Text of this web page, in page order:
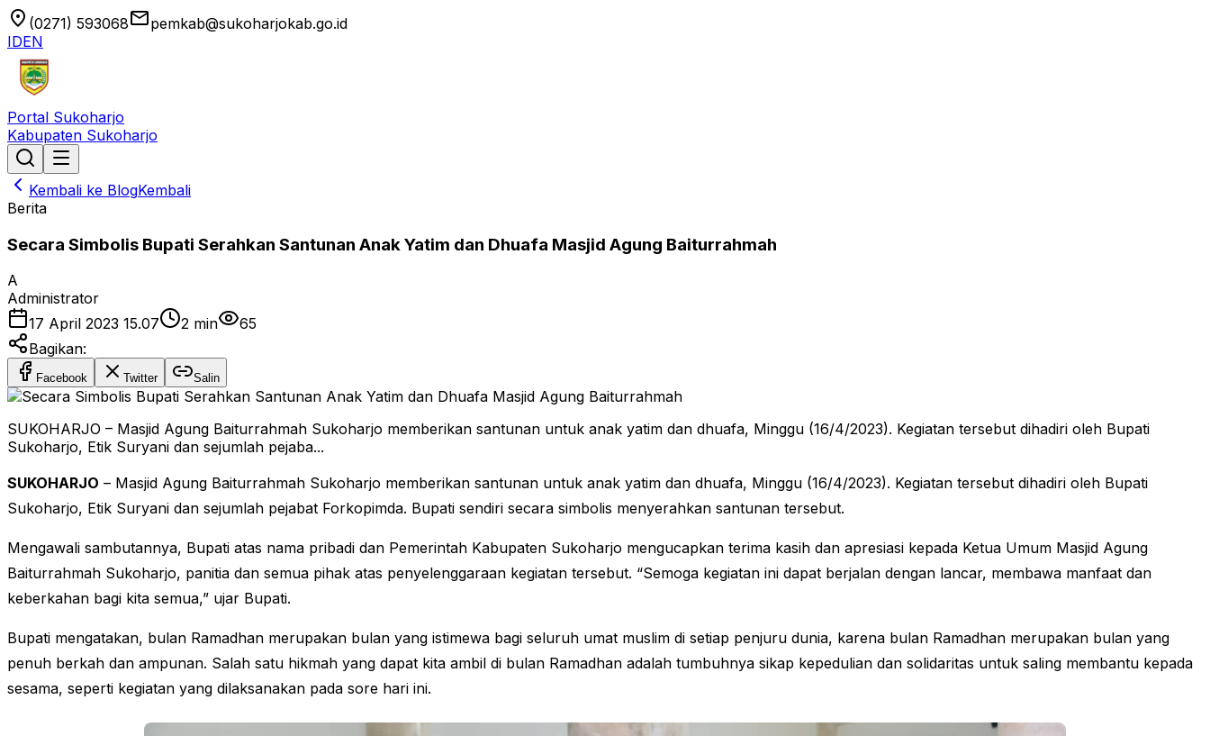
location_on (0271) 593068emailpemkab@sukoharjokab.go.id
IDEN
Portal Sukoharjo
Kabupaten Sukoharjo
Kembali ke BlogKembali
Berita
Secara Simbolis Bupati Serahkan Santunan Anak Yatim dan Dhuafa Masjid Agung Baiturrahmah
A
Administrator
17 April 2023 15.07
2 min
65
Bagikan:
Facebook Twitter Salin
SUKOHARJO – Masjid Agung Baiturrahmah Sukoharjo memberikan santunan untuk anak yatim dan dhuafa, Minggu (16/4/2023). Kegiatan tersebut dihadiri oleh Bupati
Sukoharjo, Etik Suryani dan sejumlah pejaba...
SUKOHARJO – Masjid Agung Baiturrahmah Sukoharjo memberikan santunan untuk anak yatim dan dhuafa, Minggu (16/4/2023). Kegiatan tersebut dihadiri oleh Bupati
Sukoharjo, Etik Suryani dan sejumlah pejabat Forkopimda. Bupati sendiri secara simbolis menyerahkan santunan tersebut.
Mengawali sambutannya, Bupati atas nama pribadi dan Pemerintah Kabupaten Sukoharjo mengucapkan terima kasih dan apresiasi kepada Ketua Umum Masjid Agung
Baiturrahmah Sukoharjo, panitia dan semua pihak atas penyelenggaraan kegiatan tersebut. “Semoga kegiatan ini dapat berjalan dengan lancar, membawa manfaat dan
keberkahan bagi kita semua,” ujar Bupati.
Bupati mengatakan, bulan Ramadhan merupakan bulan yang istimewa bagi seluruh umat muslim di setiap penjuru dunia, karena bulan Ramadhan merupakan bulan yang
penuh berkah dan ampunan. Salah satu hikmah yang dapat kita ambil di bulan Ramadhan adalah tumbuhnya sikap kepedulian dan solidaritas untuk saling membantu kepada
sesama, seperti kegiatan yang dilaksanakan pada sore hari ini.